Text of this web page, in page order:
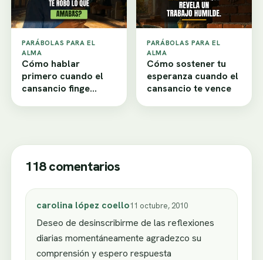
PARÁBOLAS PARA EL
ALMA
Cómo hablar
primero cuando el
cansancio finge
PARÁBOLAS PARA EL
ALMA
Cómo sostener tu
esperanza cuando el
cansancio te vence
118 comentarios
carolina lópez coello11 octubre, 2010
Deseo de desinscribirme de las reflexiones
diarias momentáneamente agradezco su
comprensión y espero respuesta